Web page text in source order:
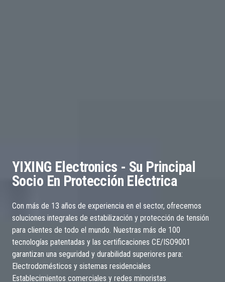
YIXING Electronics - Su Principal
Socio En Protección Eléctrica
Con más de 13 años de experiencia en el sector, ofrecemos
soluciones integrales de estabilización y protección de tensión
para clientes de todo el mundo. Nuestras más de 100
tecnologías patentadas y las certificaciones CE/ISO9001
garantizan una seguridad y durabilidad superiores para:
Electrodomésticos y sistemas residenciales
Establecimientos comerciales y redes minoristas